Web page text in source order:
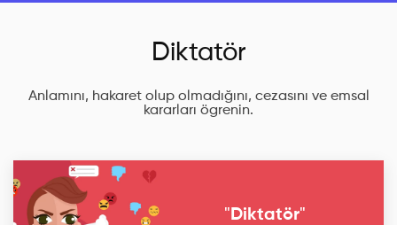
Diktatör
Anlamını, hakaret olup olmadığını, cezasını ve emsal
kararları ögrenin.
"Diktatör"